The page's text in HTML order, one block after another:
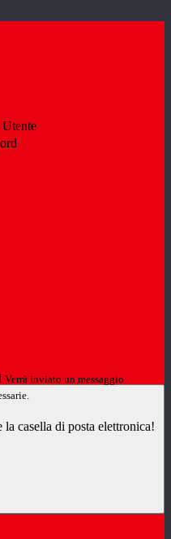
Verrà inviato un messaggio
casella di posta elettronica!